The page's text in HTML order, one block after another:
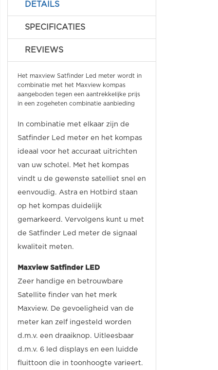
DETAILS
SPECIFICATIES
REVIEWS
Het maxview Satfinder Led meter wordt in
combinatie met het Maxview kompas
aangeboden tegen een aantrekkelijke prijs
in een zogeheten combinatie aanbieding
In combinatie met elkaar zijn de
Satfinder Led meter en het kompas
ideaal voor het accuraat uitrichten
van uw schotel. Met het kompas
vindt u de gewenste satelliet snel en
eenvoudig. Astra en Hotbird staan
op het kompas duidelijk
gemarkeerd. Vervolgens kunt u met
de Satfinder Led meter de signaal
kwaliteit meten.
Maxview Satfinder LED
Zeer handige en betrouwbare
Satellite finder van het merk
Maxview. De gevoeligheid van de
meter kan zelf ingesteld worden
d.m.v. een draaiknop. Uitleesbaar
d.m.v. 6 led displays en een luidde
fluittoon die in toonhoogte varieert.